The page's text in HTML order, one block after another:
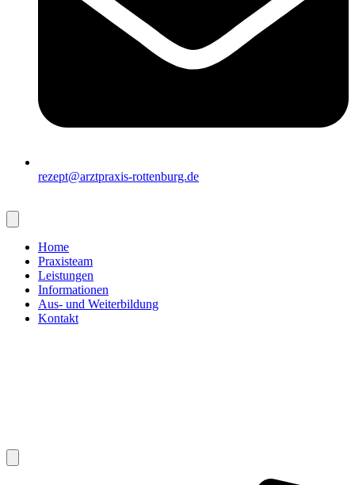
rezept@arztpraxis-rottenburg.de
Home
Praxisteam
Leistungen
Informationen
Aus- und Weiterbildung
Kontakt